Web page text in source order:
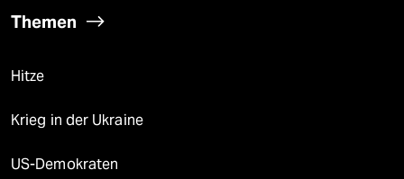
Themen
Hitze
Krieg in der Ukraine
US-Demokraten